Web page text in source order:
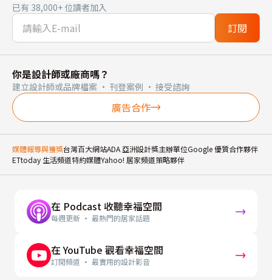
已有 38,000+ 位讀者加入
訂閱
你是設計師或廠商嗎？
建立設計師或品牌檔案 · 刊登案例 · 接受諮詢
廣告合作
媒體報導與獲獎台灣百大網站ADA 亞洲設計獎主辦單位Google 優質合作夥伴
ETtoday 生活頻道特約媒體Yahoo! 居家頻道策略夥伴
在 Podcast 收聽幸福空間
每週更新 · 最熱門的居家話題
在 YouTube 觀看幸福空間
訂閱頻道 · 最實用的設計影音